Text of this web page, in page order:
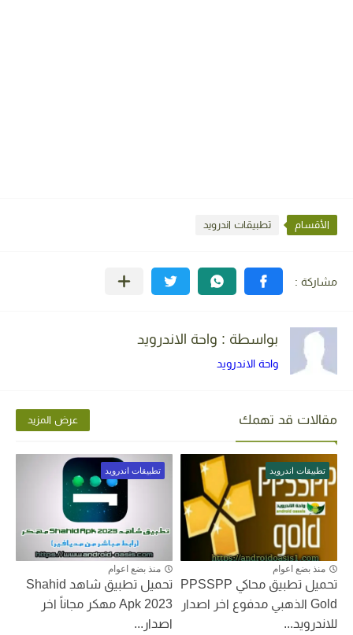
الأقسام تطبيقات اندرويد
بواسطة : واحة الاندرويد
واحة الاندرويد
مقالات قد تهمك عرض المزيد
تطبيقات اندرويد
منذ بضع اعوام
تحميل تطبيق محاكي PPSSPP
Gold الذهبي مدفوع اخر اصدار
للاندرويد...
تطبيقات اندرويد
منذ بضع اعوام
تحميل تطبيق شاهد Shahid
Apk 2023 مهكر مجاناً اخر
اصدار...